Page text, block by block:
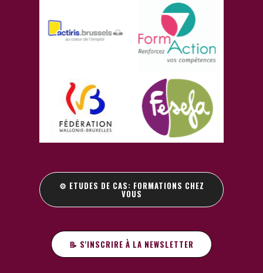
⚙️ ETUDES DE CAS: FORMATIONS CHEZ
VOUS
📝 S'INSCRIRE À LA NEWSLETTER